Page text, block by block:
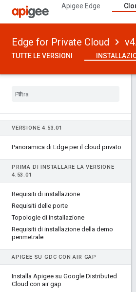
Apigee Edge
Edge for Private Cloud
TUTTE LE VERSIONI
VERSIONE 4. 53.01
Panoramica di Edge per il cloud privato
PRIMA DI INSTALLARE LA VERSIONE
4. 53 .01
Requisiti di installazione
Requisiti delle porte
Topologie di installazione
Requisiti di installazione della demo
perimetrale
APIGEE SU GDC CON AIR GAP
Installa Apigee su Google Distributed
Cloud con air gap